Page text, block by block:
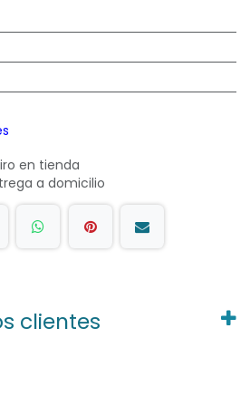
en tienda
a domicilio
clientes